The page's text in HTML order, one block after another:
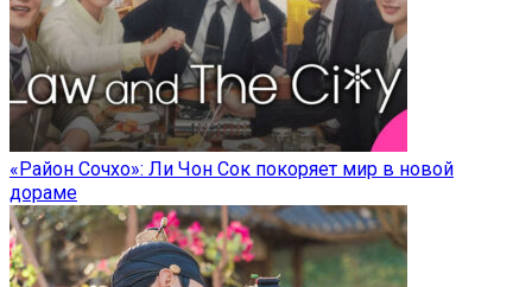
«Район Сочхо»: Ли Чон Сок покоряет мир в новой
дораме